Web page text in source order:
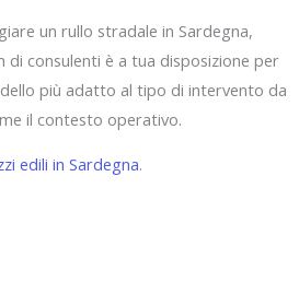
un rullo stradale in Sardegna,
consulenti è a tua disposizione per
più adatto al tipo di intervento da
il contesto operativo.
edili in Sardegna.